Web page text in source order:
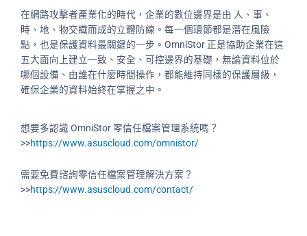
在網路攻擊者產業化的時代，企業的數位邊界是由 人、事、
時、地、物交織而成的立體防線。每一個環節都是潛在風險
點，也是保護資料最關鍵的一步。OmniStor 正是協助企業在這
五大面向上建立一致、安全、可控邊界的基礎，無論資料位於
哪個設備、由誰在什麼時間操作，都能維持同樣的保護層級，
確保企業的資料始終在掌握之中。
想要多認識 OmniStor 零信任檔案管理系統嗎？
>>https://www.asuscloud.com/omnistor/
需要免費諮詢零信任檔案管理解決方案？
>>https://www.asuscloud.com/contact/